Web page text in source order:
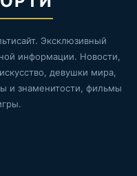
Эксклюзивный
информации. Новости,
девушки мира,
и знаменитости, фильмы